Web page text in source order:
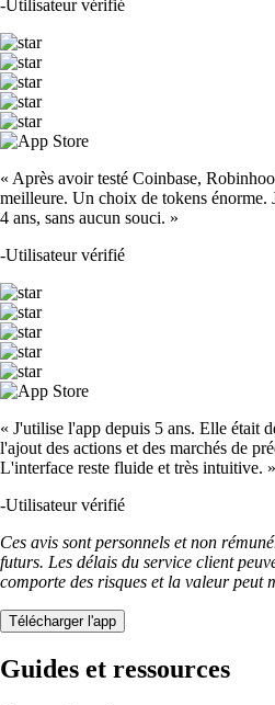
-Utilisateur vérifié
« Après avoir testé Coinbase,
meilleure. Un choix de tokens énorme.
4 ans, sans aucun souci. »
-Utilisateur vérifié
« J'utilise l'app depuis 5 ans. Elle était
l'ajout des actions et des marchés de
L'interface reste fluide et très intuitive. »
-Utilisateur vérifié
Ces avis sont personnels et non
futurs. Les délais du service client
comporte des risques et la valeur peut
Télécharger l'app
Guides et ressources